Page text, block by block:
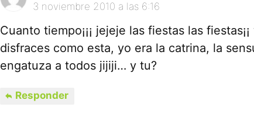
3 noviembre 2010 a las 6:16
Cuanto tiempo¡¡¡ jejeje las fiestas las
disfraces como esta, yo era la catrina, la
engatuza a todos jijiji… y tu?
Responder